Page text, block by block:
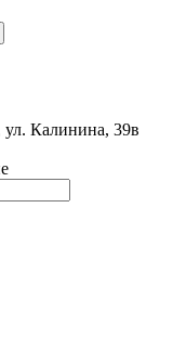
ул. Калинина, 39в